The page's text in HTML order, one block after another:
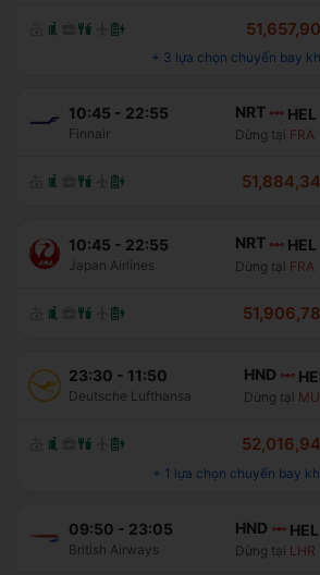
+ 3 lựa chọn chuyến bay
10:45 - 22:55
Finnair
NRT HEL
Dừng tại FRA
10:45 - 22:55
Japan Airlines
NRT HEL
Dừng tại FRA
23:30 - 11:50
Deutsche Lufthansa
HND
Dừng tại
+ 1 lựa chọn chuyến bay
09:50 - 23:05
British Airways
HND HEL
Dừng tại LHR